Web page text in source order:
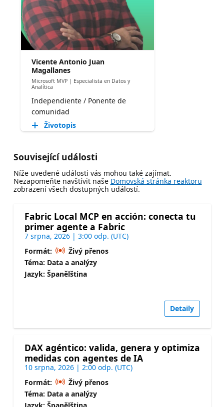
Vicente Antonio Juan
Magallanes
Microsoft MVP | Especialista en Datos y
Analítica
Independiente / Ponente de
comunidad
Životopis
Související události
Níže uvedené události vás mohou také zajímat.
Nezapomeňte navštívit naše Domovská stránka reaktoru
zobrazení všech dostupných událostí.
Fabric Local MCP en acción: conecta tu
primer agente a Fabric
7 srpna, 2026 | 3:00 odp. (UTC)
Formát:
Živý přenos
Téma: Data a analýzy
Jazyk: Španělština
Detaily
DAX agéntico: valida, genera y optimiza
medidas con agentes de IA
10 srpna, 2026 | 2:00 odp. (UTC)
Formát:
Živý přenos
Téma: Data a analýzy